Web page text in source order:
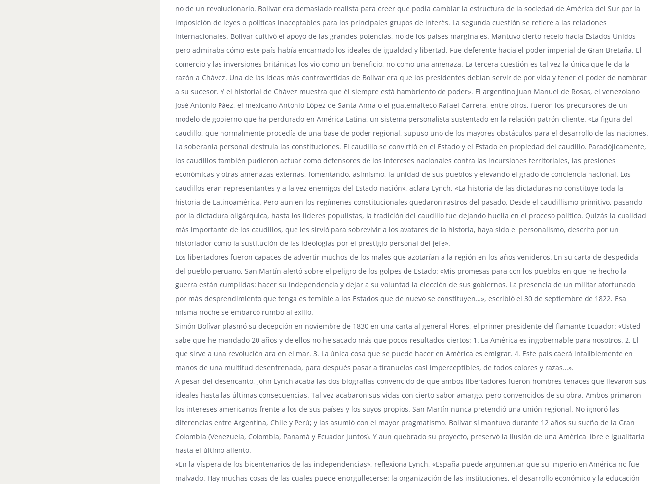
no de un revolucionario. Bolívar era demasiado realista para creer que podía cambiar la estructura de la sociedad de América del Sur por la
imposición de leyes o políticas inaceptables para los principales grupos de interés. La segunda cuestión se refiere a las relaciones
internacionales. Bolívar cultivó el apoyo de las grandes potencias, no de los países marginales. Mantuvo cierto recelo hacia Estados Unidos
pero admiraba cómo este país había encarnado los ideales de igualdad y libertad. Fue deferente hacia el poder imperial de Gran Bretaña. El
comercio y las inversiones británicas los vio como un beneficio, no como una amenaza. La tercera cuestión es tal vez la única que le da la
razón a Chávez. Una de las ideas más controvertidas de Bolívar era que los presidentes debían servir de por vida y tener el poder de nombrar
a su sucesor. Y el historial de Chávez muestra que él siempre está hambriento de poder». El argentino Juan Manuel de Rosas, el venezolano
José Antonio Páez, el mexicano Antonio López de Santa Anna o el guatemalteco Rafael Carrera, entre otros, fueron los precursores de un
modelo de gobierno que ha perdurado en América Latina, un sistema personalista sustentado en la relación patrón-cliente. «La figura del
caudillo, que normalmente procedía de una base de poder regional, supuso uno de los mayores obstáculos para el desarrollo de las naciones.
La soberanía personal destruía las constituciones. El caudillo se convirtió en el Estado y el Estado en propiedad del caudillo. Paradójicamente,
los caudillos también pudieron actuar como defensores de los intereses nacionales contra las incursiones territoriales, las presiones
económicas y otras amenazas externas, fomentando, asimismo, la unidad de sus pueblos y elevando el grado de conciencia nacional. Los
caudillos eran representantes y a la vez enemigos del Estado-nación», aclara Lynch. «La historia de las dictaduras no constituye toda la
historia de Latinoamérica. Pero aun en los regímenes constitucionales quedaron rastros del pasado. Desde el caudillismo primitivo, pasando
por la dictadura oligárquica, hasta los líderes populistas, la tradición del caudillo fue dejando huella en el proceso político. Quizás la cualidad
más importante de los caudillos, que les sirvió para sobrevivir a los avatares de la historia, haya sido el personalismo, descrito por un
historiador como la sustitución de las ideologías por el prestigio personal del jefe».
Los libertadores fueron capaces de advertir muchos de los males que azotarían a la región en los años venideros. En su carta de despedida
del pueblo peruano, San Martín alertó sobre el peligro de los golpes de Estado: «Mis promesas para con los pueblos en que he hecho la
guerra están cumplidas: hacer su independencia y dejar a su voluntad la elección de sus gobiernos. La presencia de un militar afortunado
por más desprendimiento que tenga es temible a los Estados que de nuevo se constituyen…», escribió el 30 de septiembre de 1822. Esa
misma noche se embarcó rumbo al exilio.
Simón Bolívar plasmó su decepción en noviembre de 1830 en una carta al general Flores, el primer presidente del flamante Ecuador: «Usted
sabe que he mandado 20 años y de ellos no he sacado más que pocos resultados ciertos: 1. La América es ingobernable para nosotros. 2. El
que sirve a una revolución ara en el mar. 3. La única cosa que se puede hacer en América es emigrar. 4. Este país caerá infaliblemente en
manos de una multitud desenfrenada, para después pasar a tiranuelos casi imperceptibles, de todos colores y razas…».
A pesar del desencanto, John Lynch acaba las dos biografías convencido de que ambos libertadores fueron hombres tenaces que llevaron sus
ideales hasta las últimas consecuencias. Tal vez acabaron sus vidas con cierto sabor amargo, pero convencidos de su obra. Ambos primaron
los intereses americanos frente a los de sus países y los suyos propios. San Martín nunca pretendió una unión regional. No ignoró las
diferencias entre Argentina, Chile y Perú; y las asumió con el mayor pragmatismo. Bolívar sí mantuvo durante 12 años su sueño de la Gran
Colombia (Venezuela, Colombia, Panamá y Ecuador juntos). Y aun quebrado su proyecto, preservó la ilusión de una América libre e igualitaria
hasta el último aliento.
«En la víspera de los bicentenarios de las independencias», reflexiona Lynch, «España puede argumentar que su imperio en América no fue
malvado. Hay muchas cosas de las cuales puede enorgullecerse: la organización de las instituciones, el desarrollo económico y la educación